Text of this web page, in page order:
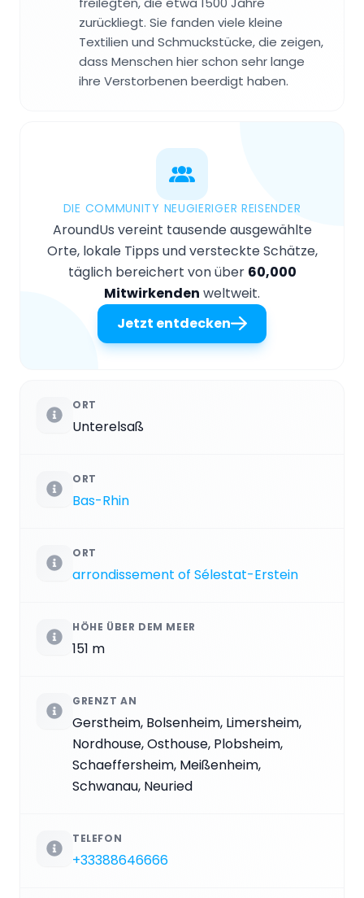
zurückliegt. Sie fanden viele kleine
Textilien und Schmuckstücke, die zeigen,
dass Menschen hier schon sehr lange
ihre Verstorbenen beerdigt haben.
DIE COMMUNITY NEUGIERIGER REISENDER
AroundUs vereint tausende ausgewählte
Orte, lokale Tipps und versteckte Schätze,
täglich bereichert von über 60,000
Mitwirkenden weltweit.
Jetzt entdecken
ORT
Unterelsaß
ORT
Bas-Rhin
ORT
arrondissement of Sélestat-Erstein
HÖHE ÜBER DEM MEER
151 m
GRENZT AN
Gerstheim, Bolsenheim, Limersheim,
Nordhouse, Osthouse, Plobsheim,
Schaeffersheim, Meißenheim,
Schwanau, Neuried
TELEFON
+33388646666